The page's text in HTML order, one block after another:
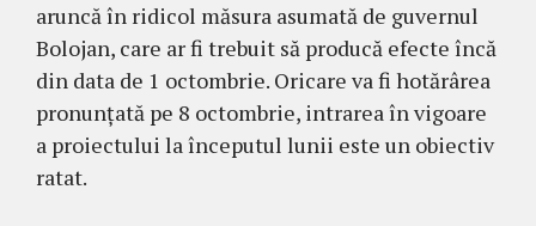
aruncă în ridicol măsura asumată de guvernul
Bolojan, care ar fi trebuit să producă efecte încă
din data de 1 octombrie. Oricare va fi hotărârea
pronunțată pe 8 octombrie, intrarea în vigoare
a proiectului la începutul lunii este un obiectiv
ratat.